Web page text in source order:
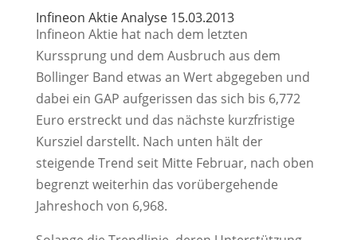
Infineon Aktie Analyse 15.03.2013
Infineon Aktie hat nach dem letzten
Kurssprung und dem Ausbruch aus dem
Bollinger Band etwas an Wert abgegeben und
dabei ein GAP aufgerissen das sich bis 6,772
Euro erstreckt und das nächste kurzfristige
Kursziel darstellt. Nach unten hält der
steigende Trend seit Mitte Februar, nach oben
begrenzt weiterhin das vorübergehende
Jahreshoch von 6,968.